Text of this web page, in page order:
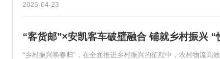
2025-04-23
“客货邮”×安凯客车破壁融合 铺就乡村振兴 “
“乡村振兴唤春归”，在全面推进乡村振兴的征程中，农村物流